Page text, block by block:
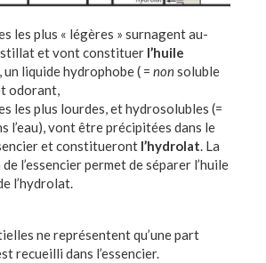
les plus « légères » surnagent au-
et vont constituer l’huile
, un liquide hydrophobe ( = nonsoluble
odorant,
les plus lourdes, et hydrosolubles (=
l’eau), vont être précipitées dans le
et constitueront l’hydrolat. La
l’essencier permet de séparer l’huile
l’hydrolat.
ne représentent qu’une part
recueilli dans l’essencier.